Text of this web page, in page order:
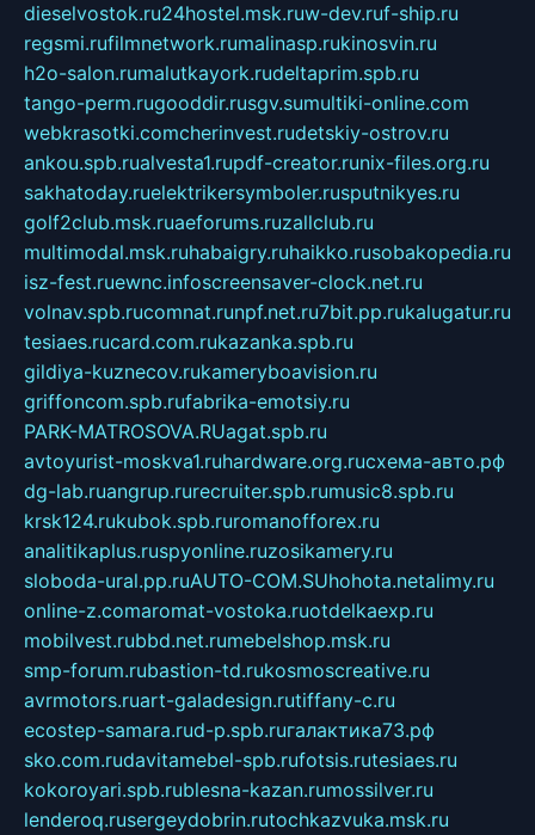
dieselvostok.ru24hostel.msk.ruw-dev.ruf-ship.ru
regsmi.rufilmnetwork.rumalinasp.rukinosvin.ru
h2o-salon.rumalutkayork.rudeltaprim.spb.ru
tango-perm.rugooddir.rusgv.sumultiki-online.com
webkrasotki.comcherinvest.rudetskiy-ostrov.ru
ankou.spb.rualvesta1.rupdf-creator.runix-files.org.ru
sakhatoday.ruelektrikersymboler.rusputnikyes.ru
golf2club.msk.ruaeforums.ruzallclub.ru
multimodal.msk.ruhabaigry.ruhaikko.rusobakopedia.ru
isz-fest.ruewnc.infoscreensaver-clock.net.ru
volnav.spb.rucomnat.runpf.net.ru7bit.pp.rukalugatur.ru
tesiaes.rucard.com.rukazanka.spb.ru
gildiya-kuznecov.rukameryboavision.ru
griffoncom.spb.rufabrika-emotsiy.ru
PARK-MATROSOVA.RUagat.spb.ru
avtoyurist-moskva1.ruhardware.org.ruсхема-авто.рф
dg-lab.ruangrup.rurecruiter.spb.rumusic8.spb.ru
krsk124.rukubok.spb.ruromanofforex.ru
analitikaplus.ruspyonline.ruzosikamery.ru
sloboda-ural.pp.ruAUTO-COM.SUhohota.netalimy.ru
online-z.comaromat-vostoka.ruotdelkaexp.ru
mobilvest.rubbd.net.rumebelshop.msk.ru
smp-forum.rubastion-td.rukosmoscreative.ru
avrmotors.ruart-galadesign.rutiffany-c.ru
ecostep-samara.rud-p.spb.ruгалактика73.рф
sko.com.rudavitamebel-spb.rufotsis.rutesiaes.ru
kokoroyari.spb.rublesna-kazan.rumossilver.ru
lenderoq.rusergeydobrin.rutochkazvuka.msk.ru